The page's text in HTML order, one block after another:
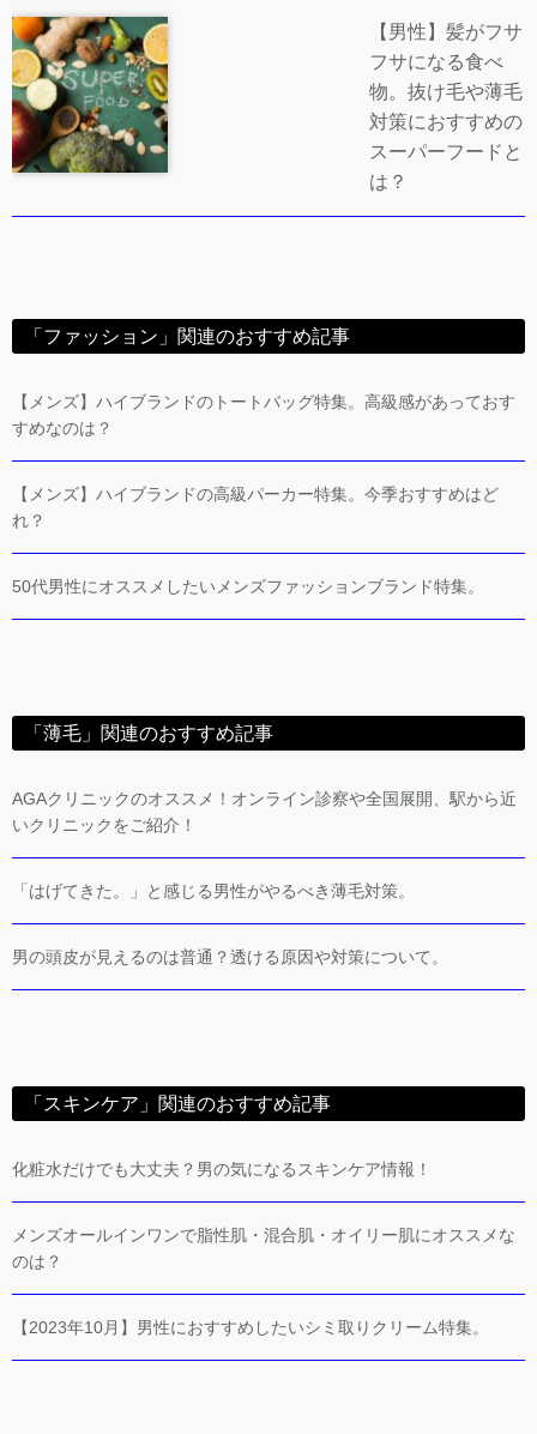
【男性】髪がフサ
フサになる食べ
物。抜け毛や薄毛
対策におすすめの
スーパーフードと
は？
「ファッション」関連のおすすめ記事
【メンズ】ハイブランドのトートバッグ特集。高級感があっておす
すめなのは？
【メンズ】ハイブランドの高級パーカー特集。今季おすすめはど
れ？
50代男性にオススメしたいメンズファッションブランド特集。
「薄毛」関連のおすすめ記事
AGAクリニックのオススメ！オンライン診察や全国展開、駅から近
いクリニックをご紹介！
「はげてきた。」と感じる男性がやるべき薄毛対策。
男の頭皮が見えるのは普通？透ける原因や対策について。
「スキンケア」関連のおすすめ記事
化粧水だけでも大丈夫？男の気になるスキンケア情報！
メンズオールインワンで脂性肌・混合肌・オイリー肌にオススメな
のは？
【2023年10月】男性におすすめしたいシミ取りクリーム特集。